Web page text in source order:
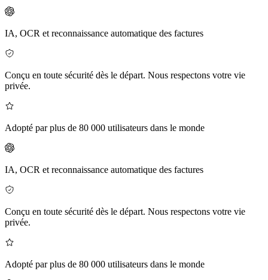
IA, OCR et reconnaissance automatique des factures
Conçu en toute sécurité dès le départ. Nous respectons votre vie
privée.
Adopté par plus de 80 000 utilisateurs dans le monde
IA, OCR et reconnaissance automatique des factures
Conçu en toute sécurité dès le départ. Nous respectons votre vie
privée.
Adopté par plus de 80 000 utilisateurs dans le monde